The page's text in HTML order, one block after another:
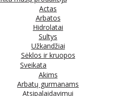
Actas
Arbatos
Hidrolatai
Sultys
Užkandžiai
Sėklos ir kruopos
Sveikata
Akims
Arbatų gurmanams
Atsipalaidavimui